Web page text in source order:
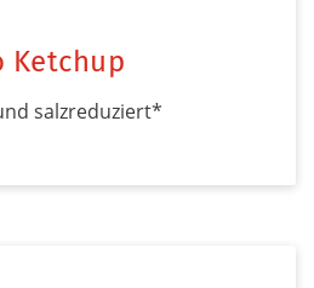
Ketchup
salzreduziert*